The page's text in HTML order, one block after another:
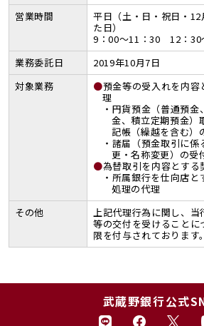
営業時間
平日（土・日・祝日・
た日）
9：00～11：30 12：30
業務委託日
2019年10月7日
対象業務
預金等の受入れを内
理
・円貨預金（普通預
金、積立定期預金）
記帳（繰越を含む）
・諸届（預金取引に
更・名称変更）の受
為替取引を内容とする
・所属銀行を仕向店と
処理の代理
その他
上記代理行為に関し、
等の交付を受けることに
限を付与されております。
武蔵野銀行公式